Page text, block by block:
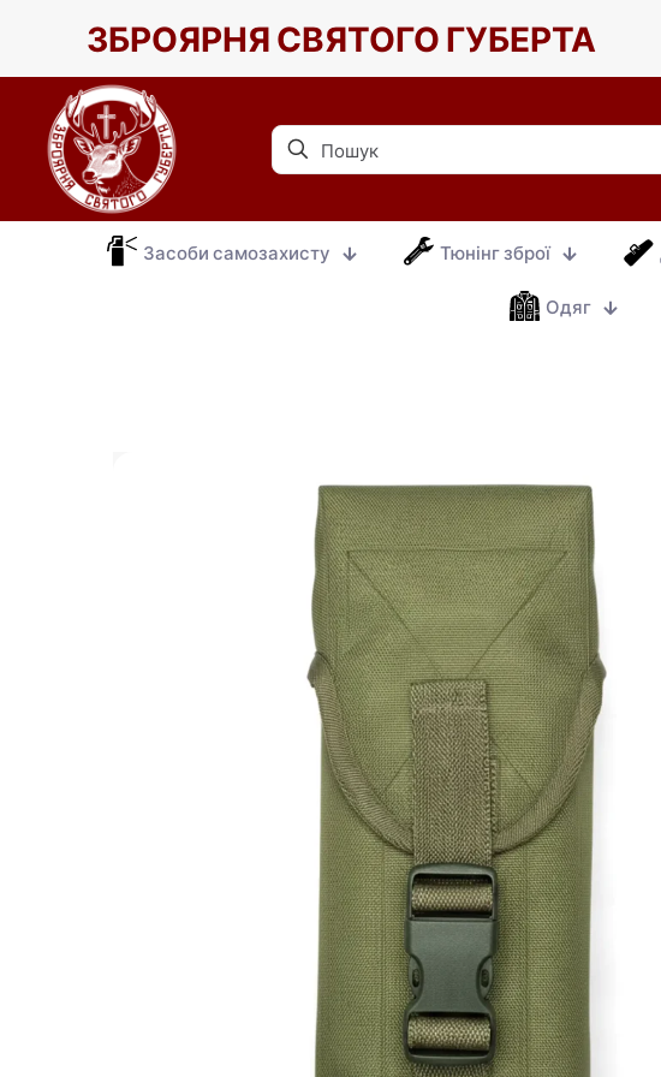
ЗБРОЯРНЯ СВЯТОГО ГУБЕРТА
Засоби самозахисту Тюнінг зброї
Одяг